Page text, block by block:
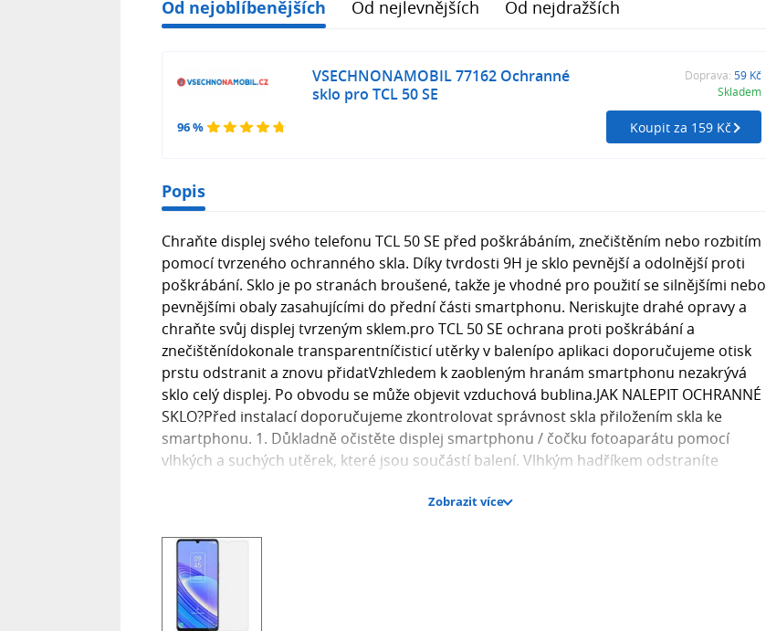
Od nejoblíbenějších Od nejlevnějších Od nejdražších
96 %
VSECHNONAMOBIL 77162 Ochranné
sklo pro TCL 50 SE
Doprava: 59 Kč
Skladem
Koupit za 159 Kč
Popis
Chraňte displej svého telefonu TCL 50 SE před poškrábáním, znečištěním nebo rozbitím
pomocí tvrzeného ochranného skla. Díky tvrdosti 9H je sklo pevnější a odolnější proti
poškrábání. Sklo je po stranách broušené, takže je vhodné pro použití se silnějšími nebo
pevnějšími obaly zasahujícími do přední části smartphonu. Neriskujte drahé opravy a
chraňte svůj displej tvrzeným sklem.pro TCL 50 SE ochrana proti poškrábání a
znečištěnídokonale transparentníčisticí utěrky v balenípo aplikaci doporučujeme otisk
prstu odstranit a znovu přidatVzhledem k zaobleným hranám smartphonu nezakrývá
sklo celý displej. Po obvodu se může objevit vzduchová bublina.JAK NALEPIT OCHRANNÉ
SKLO?Před instalací doporučujeme zkontrolovat správnost skla přiložením skla ke
smartphonu. 1. Důkladně očistěte displej smartphonu / čočku fotoaparátu pomocí
vlhkých a suchých utěrek, které jsou součástí balení. Vlhkým hadříkem odstraníte
se vám podařilo odstranit zbytky nečistot, použijte vlhký hadřík. Odstraňte ze skla
stran). 3. Lehce přiložte sklo tak, že prstem přejedete středem displeje a necháte sklo
přilnout ke smartphonu. 4. V případě, že je sklo pod displejem jsou pod sklem vzduchové
bubliny, zatlačte je směrem k okraji smartphonu.
Zobrazit více